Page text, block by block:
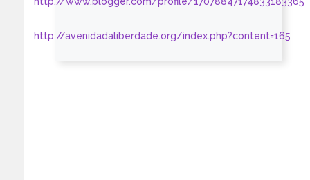
http://avenidadaliberdade.org/index.php?content=165